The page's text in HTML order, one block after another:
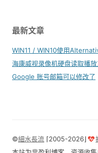
最新文章
WIN11 / WIN10使用
海康威视录像机硬盘读取播
Google 账号邮箱可以修改了
©細水長流 ⌈2005-2026⌋